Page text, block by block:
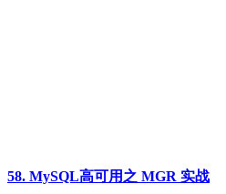
58. MySQL高可用之 MGR 实战